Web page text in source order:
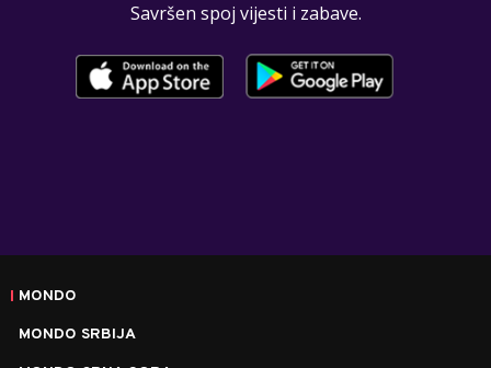
Savršen spoj vijesti i zabave.
MONDO
MONDO SRBIJA